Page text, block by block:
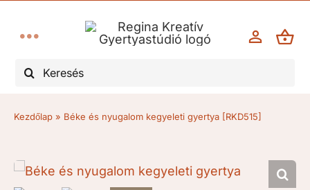
Keresés...
Toggle
Navigation
Esküvő
Kegyelet/gyász
Kezdőlap » Béke és nyugalom kegyeleti gyertya [RKD515]